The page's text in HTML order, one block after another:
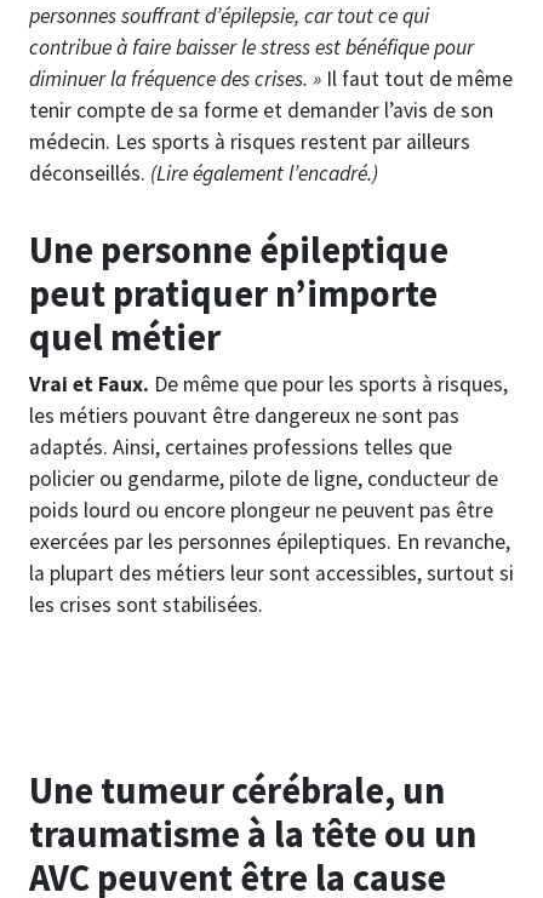
personnes souffrant d’épilepsie, car tout ce qui
contribue à faire baisser le stress est bénéfique pour
diminuer la fréquence des crises. » Il faut tout de même
tenir compte de sa forme et demander l’avis de son
médecin. Les sports à risques restent par ailleurs
déconseillés. (Lire également l’encadré.)
Une personne épileptique
peut pratiquer n’importe
quel métier
Vrai et Faux. De même que pour les sports à risques,
les métiers pouvant être dangereux ne sont pas
adaptés. Ainsi, certaines professions telles que
policier ou gendarme, pilote de ligne, conducteur de
poids lourd ou encore plongeur ne peuvent pas être
exercées par les personnes épileptiques. En revanche,
la plupart des métiers leur sont accessibles, surtout si
les crises sont stabilisées.
Une tumeur cérébrale, un
traumatisme à la tête ou un
AVC peuvent être la cause